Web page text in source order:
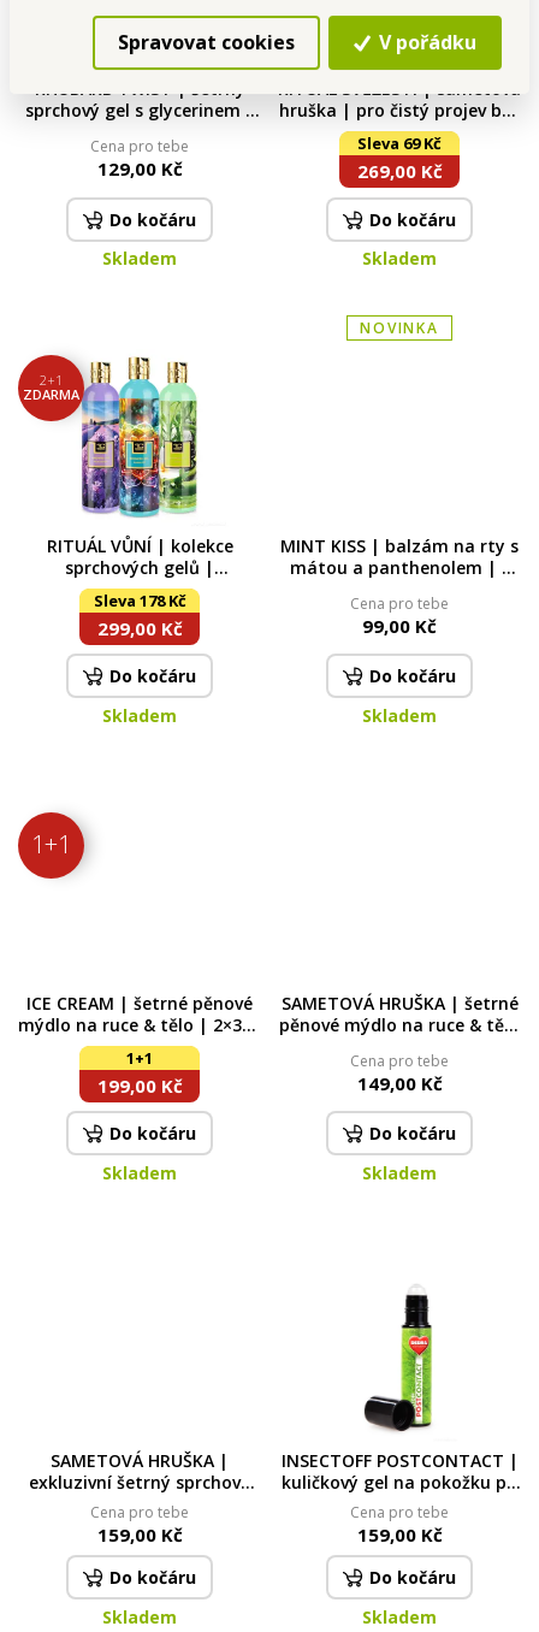
Spravovat cookies V pořádku
RHUBARB TWIST | šetrný
sprchový gel s glycerinem |
Cena pro tebe
129,00 Kč
Do kočáru
Skladem
RITUÁL SVĚŽESTI | sametová
hruška | pro čistý projev bez
rušivých tónů | šetrný
sprchový gel & deodorant s
phyto-antiperspiračním
komplexem | 320 ml + 75 ml
Sleva 69 Kč
269,00 Kč
Do kočáru
Skladem
2+1
ZDARMA
RITUÁL VŮNÍ | kolekce
sprchových gelů |
RELAXATION, NAMASTÉ &
ZAZEN | 2+1
Sleva 178 Kč
299,00 Kč
Do kočáru
Skladem
NOVINKA
MINT KISS | balzám na rty s
mátou a panthenolem | s
Cena pro tebe
99,00 Kč
Do kočáru
Skladem
1+1
ICE CREAM | šetrné pěnové
mýdlo na ruce & tělo | 2×300
ml | výhodná sada 2 ks
1+1
199,00 Kč
Do kočáru
Skladem
SAMETOVÁ HRUŠKA | šetrné
pěnové mýdlo na ruce & tělo
Cena pro tebe
149,00 Kč
Do kočáru
Skladem
SAMETOVÁ HRUŠKA |
exkluzivní šetrný sprchový
gel s glycerinem & Aloe vera
| 320 ml
Cena pro tebe
159,00 Kč
Do kočáru
Skladem
INSECTOFF POSTCONTACT |
kuličkový gel na pokožku po
bodnutí hmyzem
Cena pro tebe
159,00 Kč
Do kočáru
Skladem